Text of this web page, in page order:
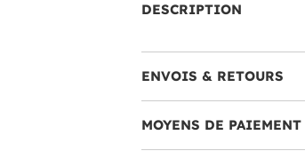
DESCRIPTION
ENVOIS & RETOURS
MOYENS DE PAIEMENT